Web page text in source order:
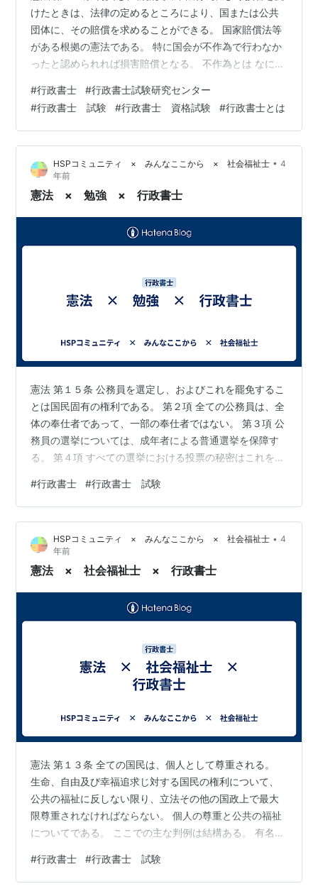
けたときは、法律の定めるところにより、国または公共
団体に、その賠償を求めることができる。 国家賠償法等
がある根拠の憲法である。 特に国会が不作為で行わなか
ったと認められれば損害賠償となる。 不作為とは なにも
日本人が国民審査の投票ができないことを違憲としまし
たね。 ネットニュースを引用 ここから 最高裁判所の裁
判官について、ふさわしい人か審査する国民審査に、海
外に住む日本人が投票できないことが憲法違反かどうか
が争われた裁判で、最高裁判所大法廷は、海外に住む人
の投票を認めていないことは憲法に…
#行政書士 #行政書士試験研究センター
#行政書士 試験 #行政書士 資格試験 #行政書士とは
HSPコミュニティ × みんなここから × 社会福祉士 • 4
年前
憲法 × 勉強 × 行政書士
憲法 第１５条 公務員を選定し、およびこれを罷免するこ
とは国民固有の権利である。 第２項 全ての公務員は、全
体の奉仕者であって、一部の奉仕者ではない。 第３項 公
務員の選挙については、成年者による普通選挙を保障す
る。 第４項 すべての選挙における投票の秘密はこれを侵
的にも責任を問われない。 公務員と選挙について書かれ
ている。 ここでは、選挙できる資格をもつのは日本国民
であるということ。 国政選挙や公務員は日本国民でなく
てはならないと判例がでている。 地方公共団体の選挙は
定住外国人も選挙はできる。 第１６条 何人も、損害の救
済、公務員の罷免、法…
#行政書士 #行政書士 試験
HSPコミュニティ × みんなここから × 社会福祉士 • 4
年前
憲法 × 社会福祉士 × 行政書士
憲法 第１３条 全ての国民は、個人として尊重される。
生命、自由及び幸福追求じ対する国民の権利について、
公共の福祉に反しない限り、立法その他の国政上で最大
限尊重されなければならない。 個人の尊重と公共の福祉
についてである。 ここでの主な判例は結構ある。 有名な
ー権事件、指紋押し捺印制度事件がある。 そのほかとし
て、 自動速度監視装置による運転者の要望の写真撮影に
#行政書士 #行政書士 試験